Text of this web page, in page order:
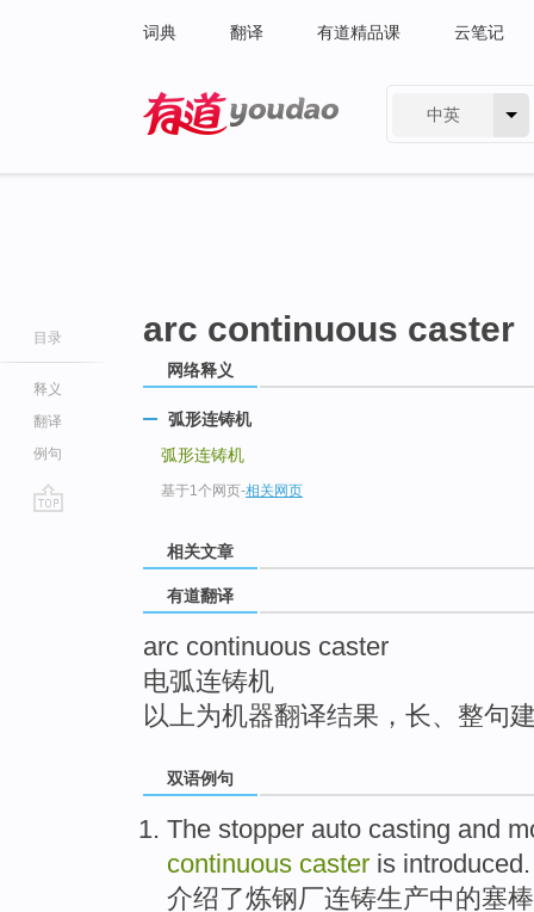
词典 翻译 有道精品课 云笔记
中英
目录
释义
翻译
例句
arc continuous caster
网络释义
弧形连铸机
弧形连铸机
基于1个网页-相关网页
相关文章
有道翻译
arc continuous caster
电弧连铸机
以上为机器翻译结果，长、整句
双语例句
The stopper auto casting and
continuous caster is introduced.
介绍了炼钢厂连铸生产中的塞棒